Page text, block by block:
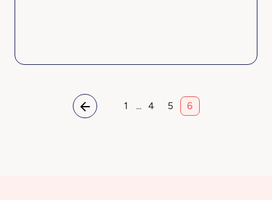
1 ... 4 5 6